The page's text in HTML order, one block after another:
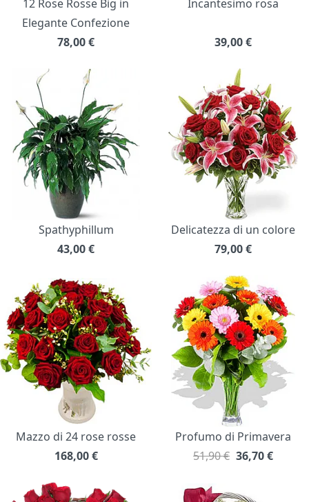
12 Rose Rosse Big in
Elegante Confezione
78,00€
Incantesimo rosa
39,00€
Spathyphillum
43,00€
Delicatezza di un colore
79,00€
Mazzo di 24 rose rosse
168,00 €
Profumo di Primavera
51,90 € 36,70€